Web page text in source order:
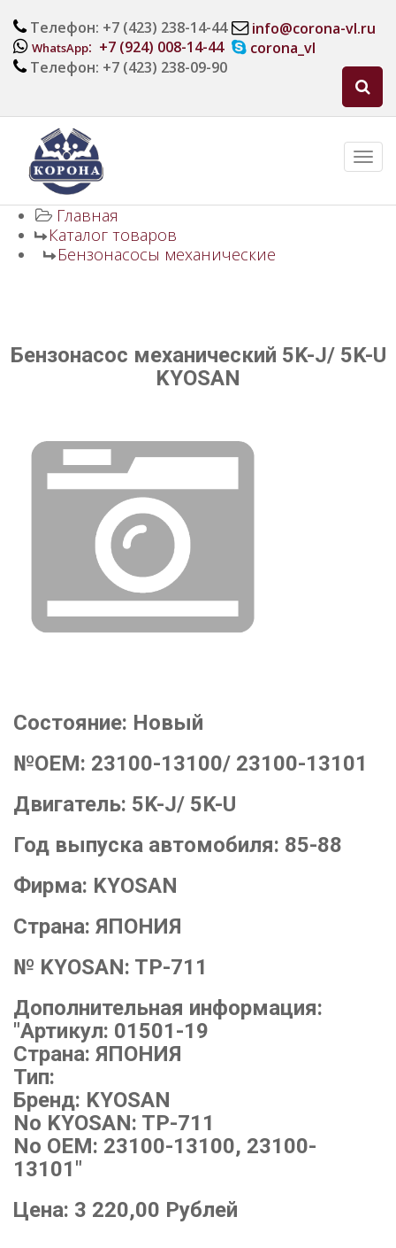
Телефон: +7 (423) 238-14-44
WhatsApp: +7 (924) 008-14-44
Телефон: +7 (423) 238-09-90
info@corona-vl.ru
corona_vl
Главная
Каталог товаров
Бензонасосы механические
Бензонасос механический 5K-J/ 5K-U
KYOSAN
Состояние: Новый
№OEM: 23100-13100/ 23100-13101
Двигатель: 5K-J/ 5K-U
Год выпуска автомобиля: 85-88
Фирма: KYOSAN
Страна: ЯПОНИЯ
№ KYOSAN: TP-711
Дополнительная информация:
"Артикул: 01501-19
Страна: ЯПОНИЯ
Тип:
Бренд: KYOSAN
No KYOSAN: TP-711
No OEM: 23100-13100, 23100-
13101"
Цена: 3 220,00 Рублей